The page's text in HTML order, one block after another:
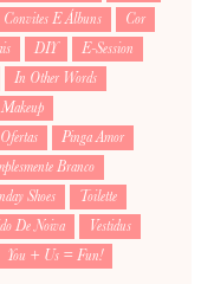
Convites E Álbuns
Cor
DIY
E-Session
In Other Words
Makeup
Ofertas
Pinga Amor
Branco
Shoes
Toilette
De Noiva
Vestidus
You + Us = Fun!